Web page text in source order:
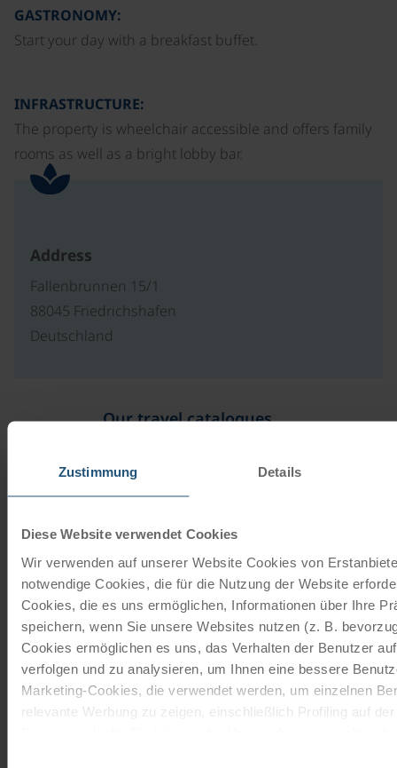
Zustimmung Details
Diese Website verwendet Cookies
Wir verwenden auf unserer Website Cookies von
notwendige Cookies, die für die Nutzung der Website
Cookies, die es uns ermöglichen, Informationen über Ihre
speichern, wenn Sie unsere Websites nutzen (z. B.
Cookies ermöglichen es uns, das Verhalten der Benutzer
verfolgen und zu analysieren, um Ihnen eine bessere
Marketing-Cookies, die verwendet werden, um einzelnen
relevante Werbung zu zeigen, einschließlich Profiling auf
GASTRONOMY:
Start your day with a breakfast buffet.
INFRASTRUCTURE:
The property is wheelchair accessible and offers family
rooms as well as a bright lobby bar.
Address
Fallenbrunnen 15/1
88045 Friedrichshafen
Deutschland
Our travel catalogues
Give the gift of unforgettable
moments!
With a travel voucher you always have the
perfect gift.
ORDER NOW